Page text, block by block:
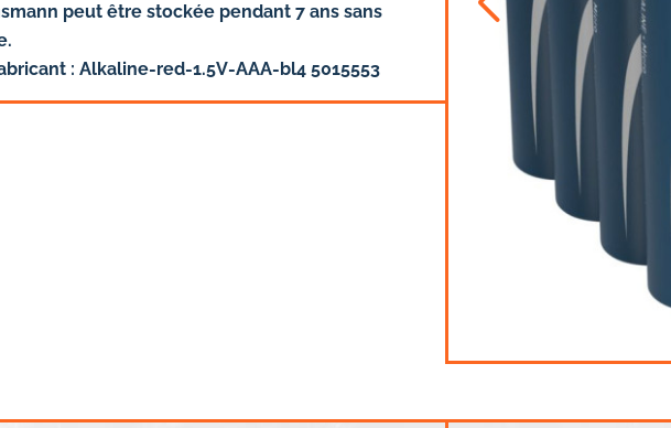
peut être stockée pendant 7 ans sans
: Alkaline-red-1.5V-AAA-bl4 5015553